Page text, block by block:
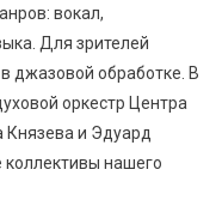
вокал,
Для зрителей
джазовой обработке. В
оркестр Центра
Князева и Эдуард
коллективы нашего